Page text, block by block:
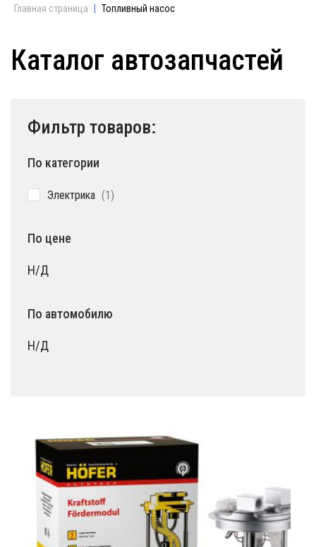
Главная страница Топливный насос
Каталог автозапчастей
Фильтр товаров:
По категории
Электрика 11
По цене
Н/Д
По автомобилю
Н/Д